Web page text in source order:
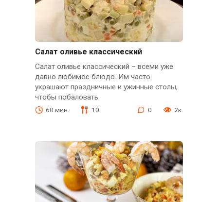
Салат оливье классический
Салат оливье классический – всеми уже
давно любимое блюдо. Им часто
украшают праздничные и ужинные столы,
чтобы побаловать
60 мин. 10 0 2к.